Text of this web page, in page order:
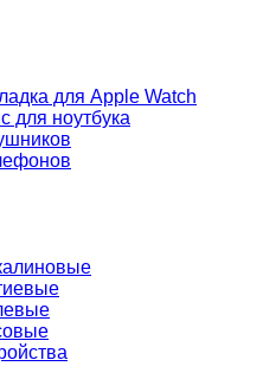
для Apple Watch
для ноутбука